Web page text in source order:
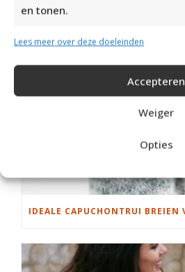
en tonen.
Lees meer over deze doeleinden
Accepteren
Weiger
Opties